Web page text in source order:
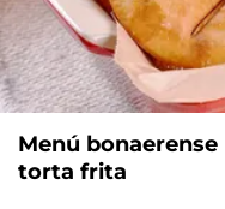
Menú
torta frita